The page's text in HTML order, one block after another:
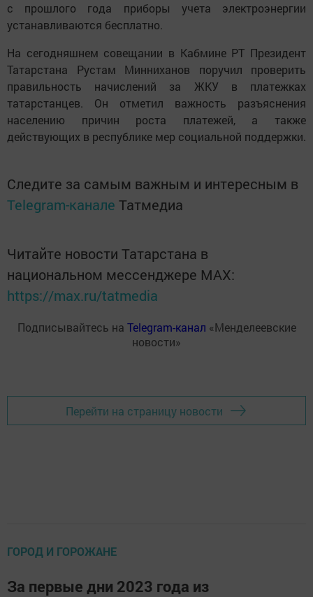
с прошлого года приборы учета электроэнергии
устанавливаются бесплатно.
На сегодняшнем совещании в Кабмине РТ Президент
Татарстана Рустам Минниханов поручил проверить
правильность начислений за ЖКУ в платежках
татарстанцев. Он отметил важность разъяснения
населению причин роста платежей, а также
действующих в республике мер социальной поддержки.
Следите за самым важным и интересным в
Telegram-канале Татмедиа
Читайте новости Татарстана в
национальном мессенджере MАХ:
https://max.ru/tatmedia
Подписывайтесь на Telegram-канал «Менделеевские
новости»
Перейти на страницу новости
ГОРОД И ГОРОЖАНЕ
За первые дни 2023 года из